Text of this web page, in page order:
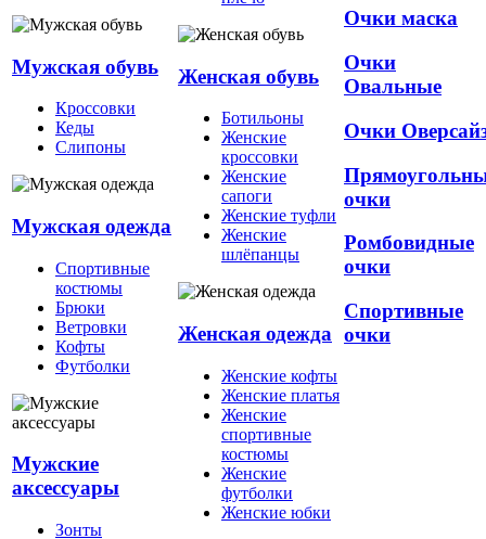
Мужская обувь
Кроссовки
Кеды
Слипоны
Мужская одежда
Спортивные
костюмы
Брюки
Ветровки
Кофты
Футболки
Мужские
аксессуары
Зонты
Женская обувь
Ботильоны
Женские
кроссовки
Женские
сапоги
Женские туфли
Женские
шлёпанцы
Женская одежда
Женские кофты
Женские платья
Женские
спортивные
костюмы
Женские
футболки
Женские юбки
Очки маска
Очки
Овальные
Очки
очки
Ромбовидные
очки
Спортивные
очки